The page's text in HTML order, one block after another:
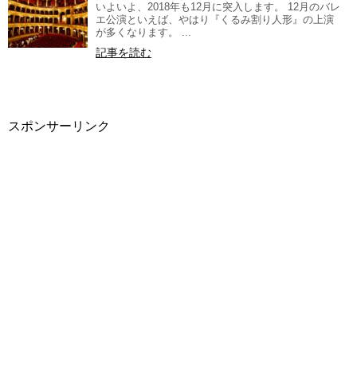
いよいよ、2018年も12月に突入します。 12月のバレ
エ公演といえば、やはり『くるみ割り人形』の上演
が多くなります。 ...
記事を読む
スポンサーリンク